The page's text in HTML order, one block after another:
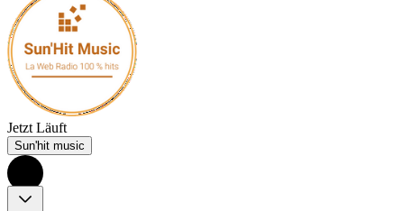
Jetzt Läuft
Sun'hit music